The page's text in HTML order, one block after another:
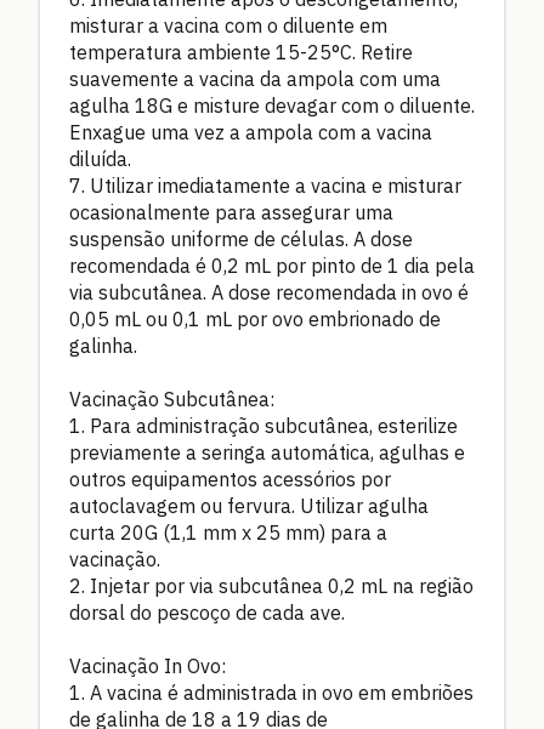
misturar a vacina com o diluente em
temperatura ambiente 15-25°C. Retire
suavemente a vacina da ampola com uma
agulha 18G e misture devagar com o diluente.
Enxague uma vez a ampola com a vacina
diluída.
7. Utilizar imediatamente a vacina e misturar
ocasionalmente para assegurar uma
suspensão uniforme de células. A dose
recomendada é 0,2 mL por pinto de 1 dia pela
via subcutânea. A dose recomendada in ovo é
0,05 mL ou 0,1 mL por ovo embrionado de
galinha.
Vacinação Subcutânea:
1. Para administração subcutânea, esterilize
previamente a seringa automática, agulhas e
outros equipamentos acessórios por
autoclavagem ou fervura. Utilizar agulha
curta 20G (1,1 mm x 25 mm) para a
vacinação.
2. Injetar por via subcutânea 0,2 mL na região
dorsal do pescoço de cada ave.
Vacinação In Ovo:
1. A vacina é administrada in ovo em embriões
de galinha de 18 a 19 dias de